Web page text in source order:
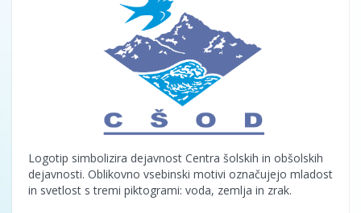
Logotip simbolizira dejavnost Centra šolskih in obšolskih
dejavnosti. Oblikovno vsebinski motivi označujejo mladost
in svetlost s tremi piktogrami: voda, zemlja in zrak.